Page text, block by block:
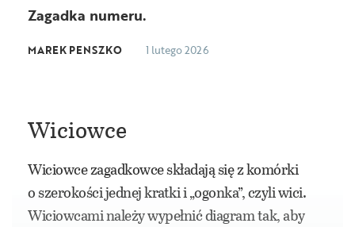
Zagadka numeru.
MAREK PENSZKO 1 lutego 2026
Wiciowce
Wiciowce zagadkowce składają się z komórki
o szerokości jednej kratki i „ogonka”, czyli wici.
Wiciowcami należy wypełnić diagram tak, aby